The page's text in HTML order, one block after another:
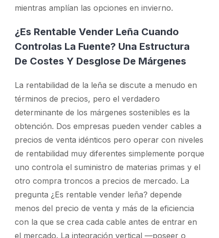
mientras amplían las opciones en invierno.
¿Es Rentable Vender Leña Cuando
Controlas La Fuente? Una Estructura
De Costes Y Desglose De Márgenes
La rentabilidad de la leña se discute a menudo en
términos de precios, pero el verdadero
determinante de los márgenes sostenibles es la
obtención. Dos empresas pueden vender cables a
precios de venta idénticos pero operar con niveles
de rentabilidad muy diferentes simplemente porque
uno controla el suministro de materias primas y el
otro compra troncos a precios de mercado. La
pregunta ¿Es rentable vender leña? depende
menos del precio de venta y más de la eficiencia
con la que se crea cada cable antes de entrar en
el mercado. La integración vertical —poseer o